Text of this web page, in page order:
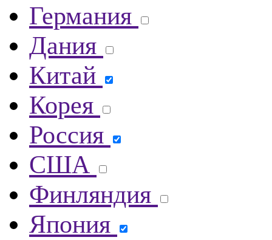
Германия
Дания
Китай
Корея
Россия
США
Финляндия
Япония